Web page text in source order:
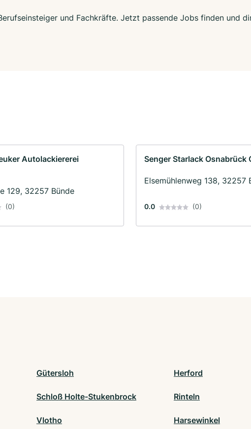
und Fachkräfte. Jetzt passende Jobs finden und
Autolackiererei
129, 32257 Bünde
(0)
Senger Starlack Osnabrück
Elsemühlenweg 138, 32257
0.0 (0)
Gütersloh Herford
Schloß Holte-Stukenbrock Rinteln
Vlotho Harsewinkel